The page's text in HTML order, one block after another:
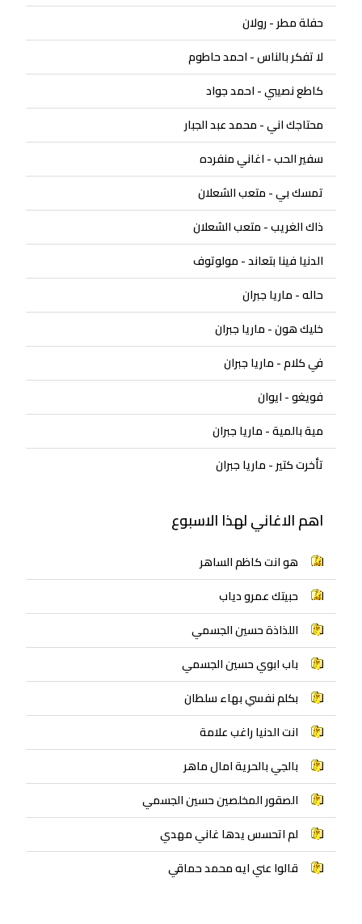
حفلة مطر - رولان
لا تفكر بالناس - احمد حاطوم
كاطع نصيبي - احمد جواد
محتاجك اني - محمد عبد الجبار
سفير الحب - اغاني منفرده
تمسك بي - متعب الشعلان
ذاك الغريب - متعب الشعلان
الدنيا فينا بتعاند - مولوتوف
حاله - ماريا جبران
خليك هون - ماريا جبران
في كلام - ماريا جبران
فويغو - ايوان
مية بالمية - ماريا جبران
تأخرت كتير - ماريا جبران
اهم الاغاني لهذا الاسبوع
هو انت كاظم الساهر
حبيتك عمرو دياب
اللذاذة حسين الجسمي
باب ابوي حسين الجسمي
بكلم نفسي بهاء سلطان
انت الدنيا راغب علامة
بالجي بالحرية امال ماهر
الصقور المخلصين حسين الجسمي
لم اتحسس يدها غاني مهدي
قالوا عني ايه محمد حماقي